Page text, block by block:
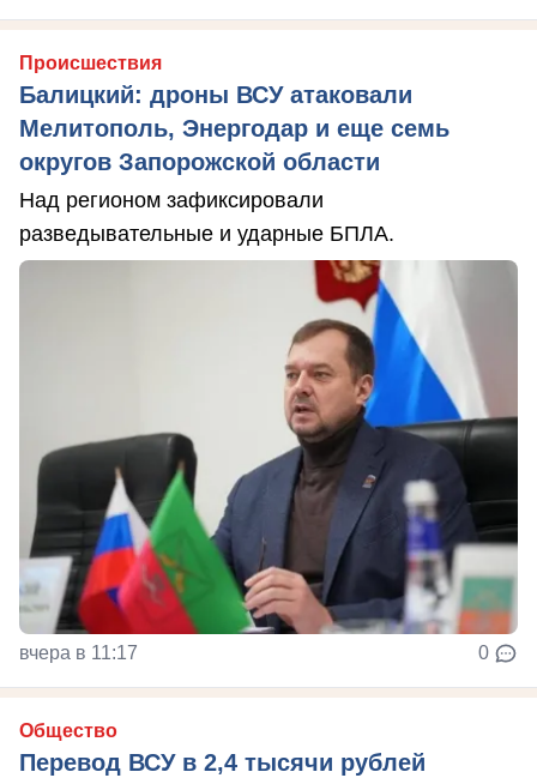
Происшествия
Балицкий: дроны ВСУ атаковали
Мелитополь, Энергодар и еще семь
округов Запорожской области
Над регионом зафиксировали
разведывательные и ударные БПЛА.
вчера в 11:17 0
Общество
Перевод ВСУ в 2,4 тысячи рублей